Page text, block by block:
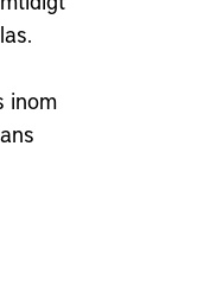
inom